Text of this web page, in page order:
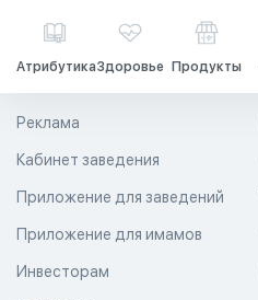
АтрибутикаЗдоровье Продукты
Реклама
Кабинет заведения
Приложение для заведений
Приложение для имамов
Инвесторам